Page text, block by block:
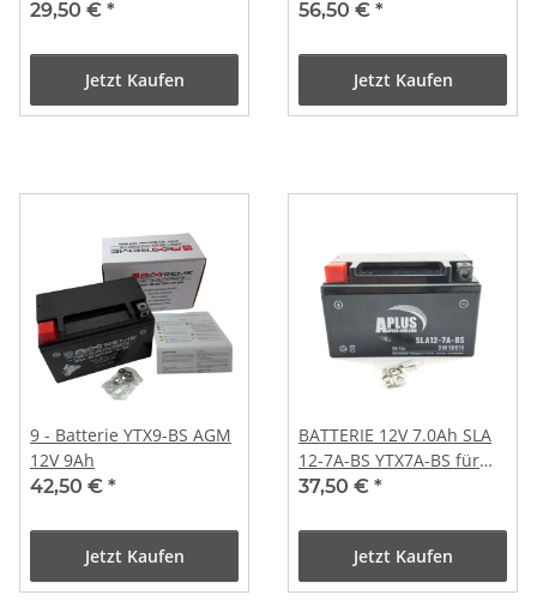
KOMPLETT GY6
29,50 € *
Jetzt Kaufen
56,50 € *
Jetzt Kaufen
9 - Batterie YTX9-BS AGM
12V 9Ah
42,50 € *
Jetzt Kaufen
BATTERIE 12V 7.0Ah SLA
12-7A-BS YTX7A-BS für
BAOTIAN BT49QT /
GY6
37,50 € *
Jetzt Kaufen